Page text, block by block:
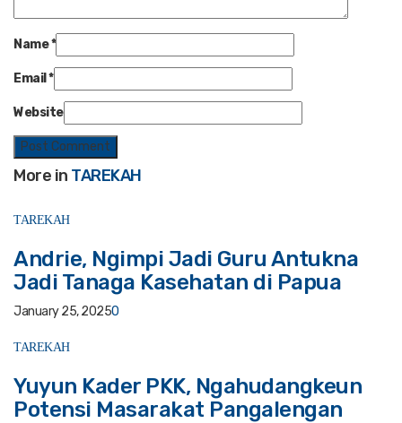
Name*
Email *
Website
More in TAREKAH
TAREKAH
Andrie, Ngimpi Jadi Guru Antukna
Jadi Tanaga Kasehatan di Papua
January 25, 20250
TAREKAH
Yuyun Kader PKK, Ngahudangkeun
Potensi Masarakat Pangalengan